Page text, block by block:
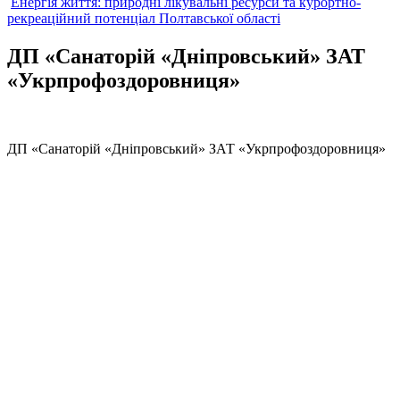
рекреаційний потенціал Полтавської області
ДП «Санаторій «Дніпровський» ЗАТ
«Укрпрофоздоровниця»
ДП «Санаторій «Дніпровський» ЗАТ «Укрпрофоздоровниця»